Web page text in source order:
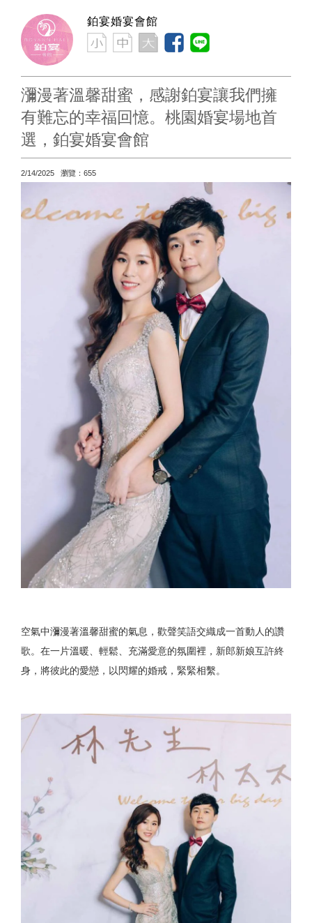
鉑宴婚宴會館
瀰漫著溫馨甜蜜，感謝鉑宴讓我們擁
有難忘的幸福回憶。桃園婚宴場地首
選，鉑宴婚宴會館
2/14/2025 瀏覽：655
空氣中瀰漫著溫馨甜蜜的氣息，歡聲笑語交織成一首動人的讚
歌。在一片溫暖、輕鬆、充滿愛意的氛圍裡，新郎新娘互許終
身，將彼此的愛戀，以閃耀的婚戒，緊緊相繫。